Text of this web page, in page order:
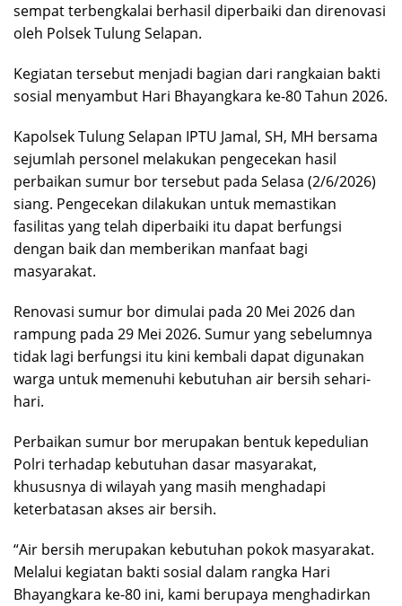
sempat terbengkalai berhasil diperbaiki dan direnovasi
oleh Polsek Tulung Selapan.
Kegiatan tersebut menjadi bagian dari rangkaian bakti
sosial menyambut Hari Bhayangkara ke-80 Tahun 2026.
Kapolsek Tulung Selapan IPTU Jamal, SH, MH bersama
sejumlah personel melakukan pengecekan hasil
perbaikan sumur bor tersebut pada Selasa (2/6/2026)
siang. Pengecekan dilakukan untuk memastikan
fasilitas yang telah diperbaiki itu dapat berfungsi
dengan baik dan memberikan manfaat bagi
masyarakat.
Renovasi sumur bor dimulai pada 20 Mei 2026 dan
rampung pada 29 Mei 2026. Sumur yang sebelumnya
tidak lagi berfungsi itu kini kembali dapat digunakan
warga untuk memenuhi kebutuhan air bersih sehari-
hari.
Perbaikan sumur bor merupakan bentuk kepedulian
Polri terhadap kebutuhan dasar masyarakat,
khususnya di wilayah yang masih menghadapi
keterbatasan akses air bersih.
“Air bersih merupakan kebutuhan pokok masyarakat.
Melalui kegiatan bakti sosial dalam rangka Hari
Bhayangkara ke-80 ini, kami berupaya menghadirkan